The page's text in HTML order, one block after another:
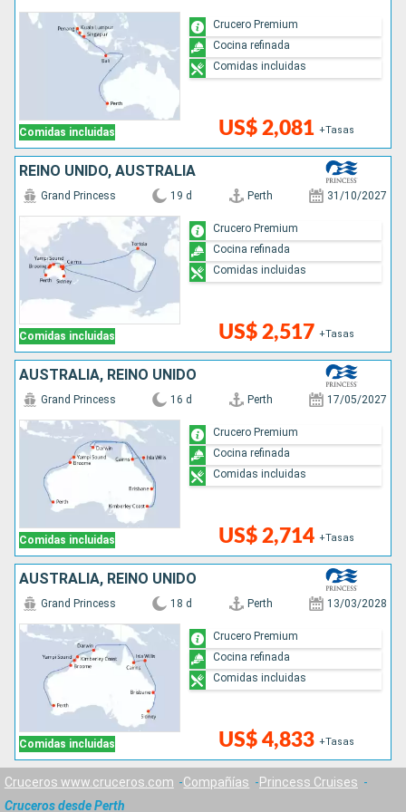
Comidas incluidas US$ 2,081 +Tasas
Crucero Premium
Cocina refinada
Comidas incluidas
REINO UNIDO, AUSTRALIA
Comidas incluidas
Grand Princess 19 d Perth 31/10/2027
US$ 2,517 +Tasas
Crucero Premium
Cocina refinada
Comidas incluidas
AUSTRALIA, REINO UNIDO
Comidas incluidas
Grand Princess 16 d Perth 17/05/2027
US$ 2,714 +Tasas
Crucero Premium
Cocina refinada
Comidas incluidas
AUSTRALIA, REINO UNIDO
Comidas incluidas
Grand Princess 18 d Perth 13/03/2028
US$ 4,833 +Tasas
Crucero Premium
Cocina refinada
Comidas incluidas
Cruceros www.cruceros.com Compañías
Princess Cruises
Cruceros desde Perth